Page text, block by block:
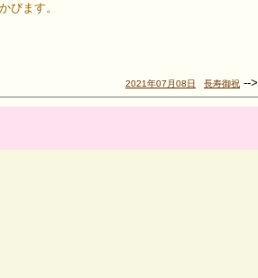
びます。
2021年07月08日 長寿御祝 -->